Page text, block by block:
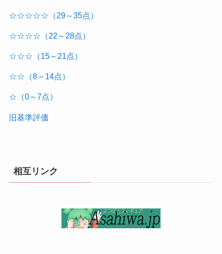
☆☆☆☆☆（29～35点）
☆☆☆☆（22～28点）
☆☆☆（15～21点）
☆☆（8～14点）
☆（0～7点）
旧基準評価
相互リンク